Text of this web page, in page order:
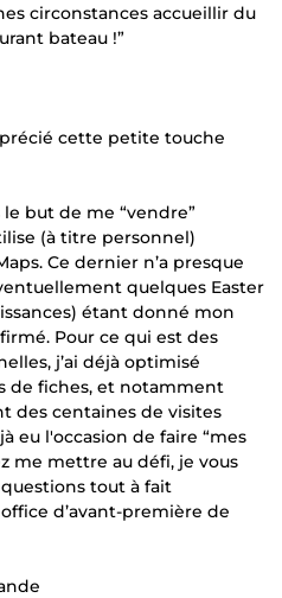
circonstances accueillir du
bateau !”
cette petite touche
but de me “vendre”
(à titre personnel)
Ce dernier n’a presque
quelques Easter
étant donné mon
Pour ce qui est des
j’ai déjà optimisé
de fiches, et notamment
des centaines de visites
eu l'occasion de faire “mes
me mettre au défi, je vous
tout à fait
d’avant-première de